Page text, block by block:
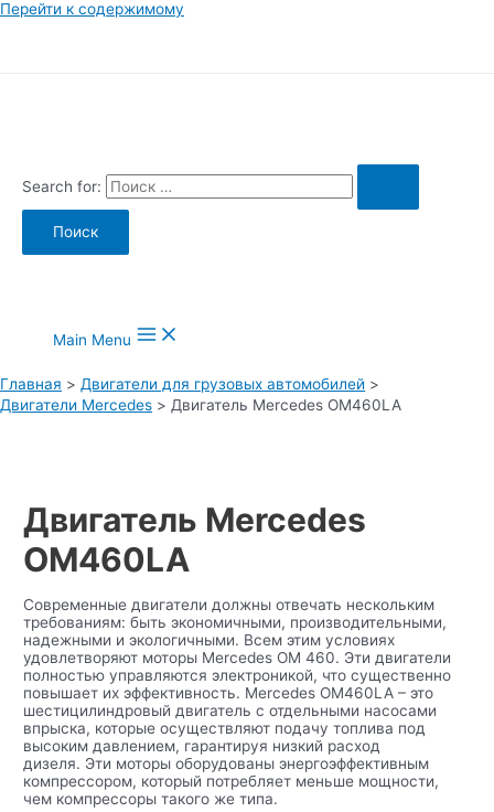
Перейти к содержимому
Search for:
Main Menu
Главная
Двигатели для грузовых автомобилей
Двигатели Mercedes
Двигатель Mercedes OM460LA
Двигатель Mercedes
OM460LA
Современные двигатели должны отвечать нескольким
требованиям: быть экономичными, производительными,
надежными и экологичными. Всем этим условиях
удовлетворяют моторы Mercedes OM 460. Эти двигатели
полностью управляются электроникой, что существенно
повышает их эффективность. Mercedes OM460LA – это
шестицилиндровый двигатель с отдельными насосами
впрыска, которые осуществляют подачу топлива под
высоким давлением, гарантируя низкий расход
дизеля. Эти моторы оборудованы энергоэффективным
компрессором, который потребляет меньше мощности,
чем компрессоры такого же типа.